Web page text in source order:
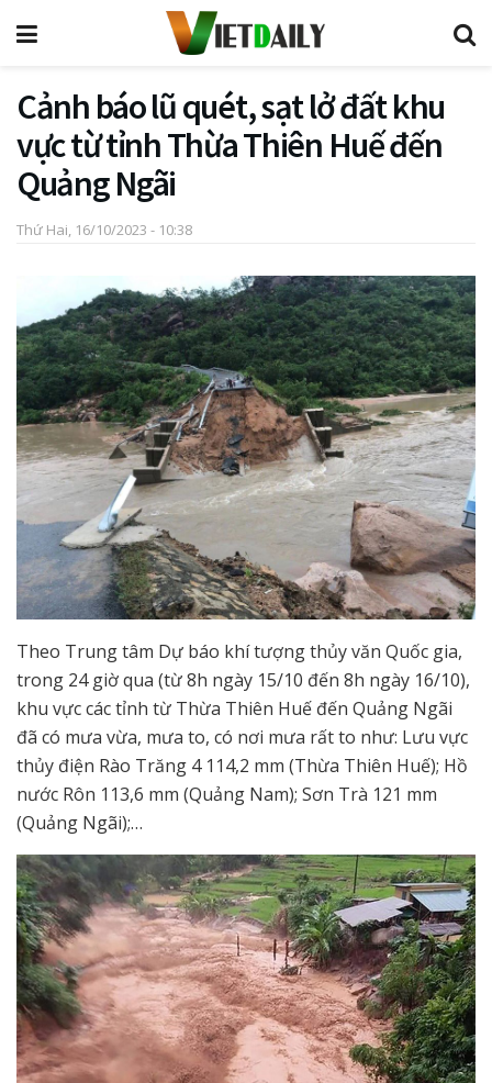
Cảnh báo lũ quét, sạt lở đất khu
vực từ tỉnh Thừa Thiên Huế đến
Quảng Ngãi
Thứ Hai, 16/10/2023 - 10:38
Theo Trung tâm Dự báo khí tượng thủy văn Quốc gia,
trong 24 giờ qua (từ 8h ngày 15/10 đến 8h ngày 16/10),
khu vực các tỉnh từ Thừa Thiên Huế đến Quảng Ngãi
đã có mưa vừa, mưa to, có nơi mưa rất to như: Lưu vực
thủy điện Rào Trăng 4 114,2 mm (Thừa Thiên Huế); Hồ
nước Rôn 113,6 mm (Quảng Nam); Sơn Trà 121 mm
(Quảng Ngãi);…